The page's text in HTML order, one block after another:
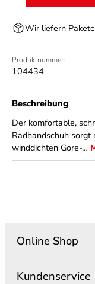
Wir liefern Pakete
Produktnummer:
104434
Beschreibung
Der komfortable,
Radhandschuh
winddichten Gore-…
Online Shop
Kundenservice